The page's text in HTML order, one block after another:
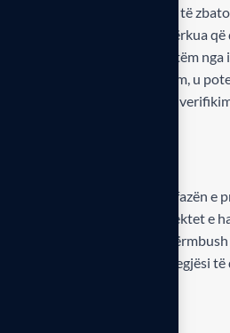
Ligji për Odat e Inxhinierëve të
drejtoritë komunale. U kërkua
dhe realizim – të kryhet vetëm
ligjore. Në këtë drejtim, u
të OIRK, i cili mundëson
forcimin e kontrollit që në fazën
që të pranohen vetëm projektet e
çdo dokumentacion që nuk
që çdo projekt të ketë përgjegjësi